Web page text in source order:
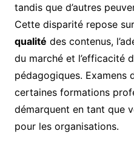
tandis que d’autres
Cette disparité repose
qualité des contenus,
du marché et l’efficacité
pédagogiques. Examens
certaines formations
démarquent en tant que
pour les organisations.